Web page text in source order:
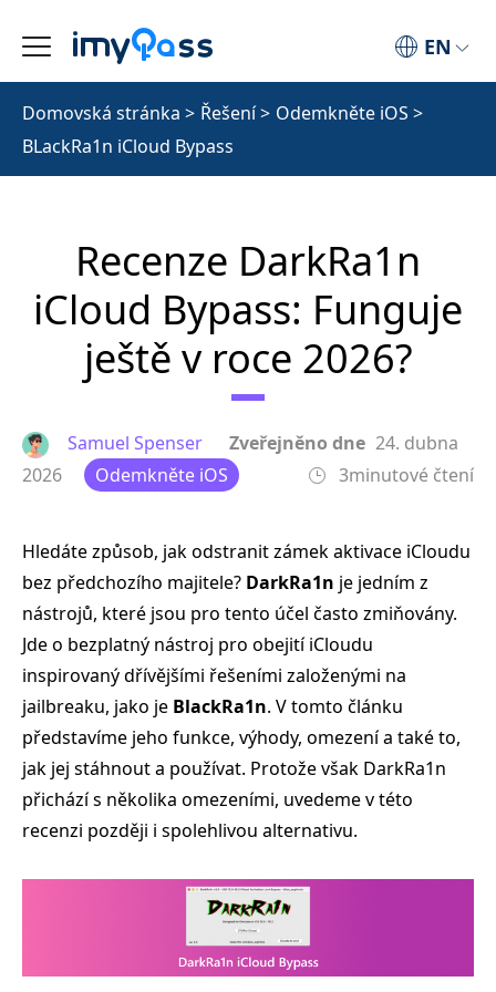
EN
Domovská stránka > Řešení> Odemkněte iOS >
BLackRa1n iCloud Bypass
Recenze DarkRa1n
iCloud Bypass: Funguje
ještě v roce 2026?
Samuel Spenser Zveřejněno dne 24. dubna
2026
Odemkněte iOS 3minutové čtení
Hledáte způsob, jak odstranit zámek aktivace iCloudu
bez předchozího majitele? DarkRa1n je jedním z
nástrojů, které jsou pro tento účel často zmiňovány.
Jde o bezplatný nástroj pro obejití iCloudu
inspirovaný dřívějšími řešeními založenými na
jailbreaku, jako je BlackRa1n. V tomto článku
představíme jeho funkce, výhody, omezení a také to,
jak jej stáhnout a používat. Protože však DarkRa1n
přichází s několika omezeními, uvedeme v této
recenzi později i spolehlivou alternativu.